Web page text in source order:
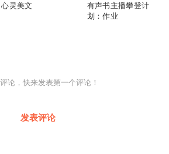
心灵美文
有声书主播攀登计
划：作业
论，快来发表第一个评论！
发表评论